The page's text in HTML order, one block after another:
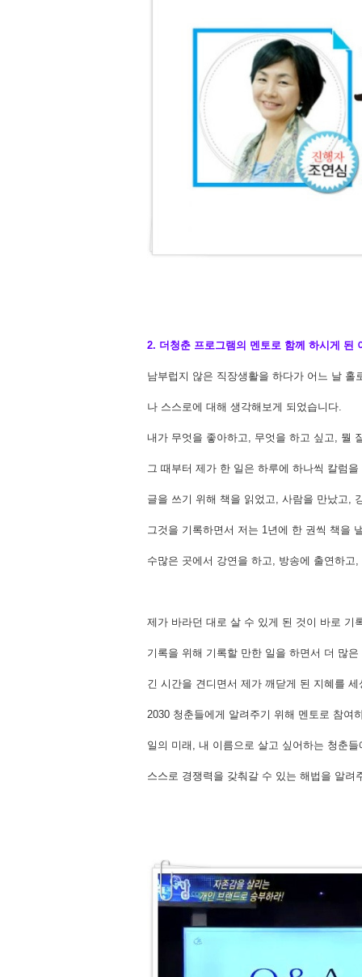
2. 더청춘 프로그램의 멘토로 함께 하시게 된
남부럽지 않은 직장생활을 하다가 어느 날 홀
나 스스로에 대해 생각해보게 되었습니다.
내가 무엇을 좋아하고, 무엇을 하고 싶고, 뭘
그 때부터 제가 한 일은 하루에 하나씩 칼럼
글을 쓰기 위해 책을 읽었고, 사람을 만났고,
그것을 기록하면서 저는 1년에 한 권씩 책을
수많은 곳에서 강연을 하고, 방송에 출연하
제가 바라던 대로 살 수 있게 된 것이 바로 기
기록을 위해 기록할 만한 일을 하면서 더 많
긴 시간을 견디면서 제가 깨닫게 된 지혜를
2030 청춘들에게 알려주기 위해 멘토로 참여
일의 미래, 내 이름으로 살고 싶어하는 청춘
스스로 경쟁력을 갖춰갈 수 있는 해법을 알려